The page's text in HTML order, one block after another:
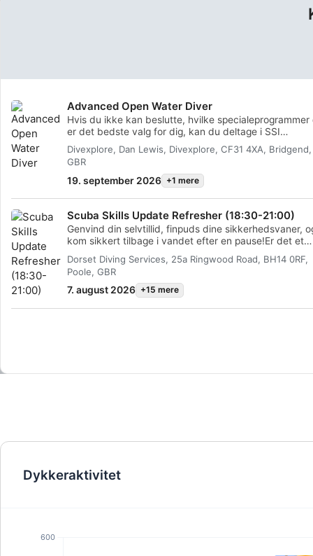
Advanced Open Water Diver
Hvis du ikke kan beslutte, hvilke specialeprogrammer
er det bedste valg for dig, kan du deltage i SSI
Advanced Open Water Diver-programmet! Med dette
program kan du prøve en række specialer, før du
forpligter dig til fulde specialeprogrammer. Det er en
fantastisk måde at opleve, hvad avanceret
dykkertræning handler om, og hvor værdifuldt det kan
Water Diver-programmet vil du prøve 5 forskellige
specialer. Du gennemfører et Open Water Instructor
pr. speciale efter en omfattende briefing med din SSI
til at udforske. Du kan gennemføre de fulde
specialeprogrammer når som helst i fremtiden og få
godskrevet din Advanced Open Water Diver-træning.
Divexplore, Dan Lewis, Divexplore, CF31 4XA, Bridgend,
GBR
19. september 2026 +1 mere
Scuba Skills Update Refresher (18:30-21:00)
Genvind din selvtillid, finpuds dine sikkerhedsvaner,
kom sikkert tilbage i vandet efter en pause!Er det et
stykke tid siden din sidste dykkertur, eller føler du dig
rusten forud for en kommende ferie? SSI Scuba Skills
Update er den ultimative måde at genopfriske din
om dykning og finjustere dine motoriske færdigheder i
vandet. Under direkte og støttende vejledning af en
certificeret DDS Professionel vil du træde ind i en
kontrollere opdriften og spore regulatoren. Vi får dig
ankomstplan:Da platformen ikke giver dig mulighed
19:30 - 21:00.Vigtig ankomstregel: Du skal ankomme
Denne time før adgang til poolen er vigtig for at
konfigurere dit materiale, beregne vægtkrav og
Dorset Diving Services, 25a Ringwood Road, BH14 0RF,
Poole, GBR
7. august 2026 +15 mere
Dykkeraktivitet